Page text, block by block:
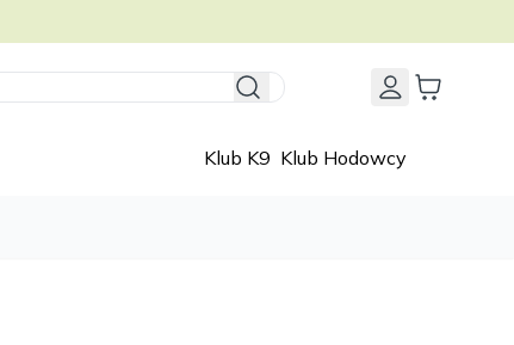
Klub K9 Klub Hodowcy